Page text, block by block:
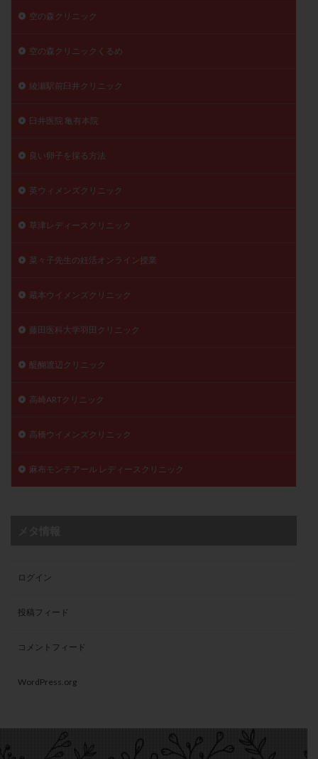
空の森クリニック
空の森クリニックくるめ
綾瀬駅前臼井クリニック
臼井医院 亀有本院
良い卵子を採る方法
英ウィメンズクリニック
草津レディースクリニック
菜々子先生の妊活オンライン授業
蔵本ウイメンズクリニック
藤田医科大学羽田クリニック
醍醐渡辺クリニック
高崎ARTクリニック
高橋ウイメンズクリニック
麻布モンテアール レディースクリニック
ログイン
投稿フィード
コメントフィード
WordPress.org